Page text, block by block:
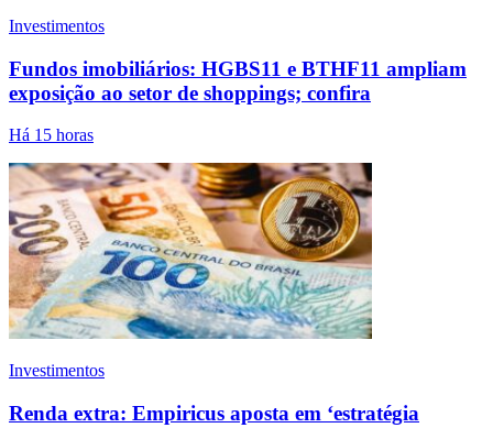
Investimentos
Fundos imobiliários: HGBS11 e BTHF11 ampliam
exposição ao setor de shoppings; confira
Há 15 horas
Investimentos
Renda extra: Empiricus aposta em ‘estratégia